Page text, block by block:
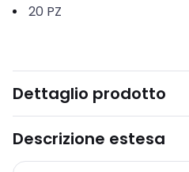
20 PZ
Dettaglio prodotto
Descrizione estesa